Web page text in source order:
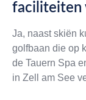
faciliteiten
Ja, naast skiën
golfbaan die op
de Tauern Spa
in Zell am See